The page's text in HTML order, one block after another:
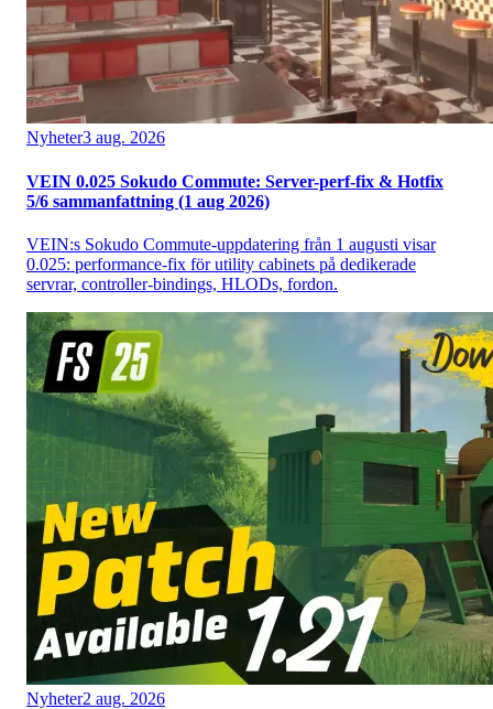
Nyheter3 aug. 2026
VEIN 0.025 Sokudo Commute: Server-perf-fix & Hotfix
5/6 sammanfattning (1 aug 2026)
VEIN:s Sokudo Commute-uppdatering från 1 augusti visar
0.025: performance-fix för utility cabinets på dedikerade
servrar, controller-bindings, HLODs, fordon.
Nyheter2 aug. 2026